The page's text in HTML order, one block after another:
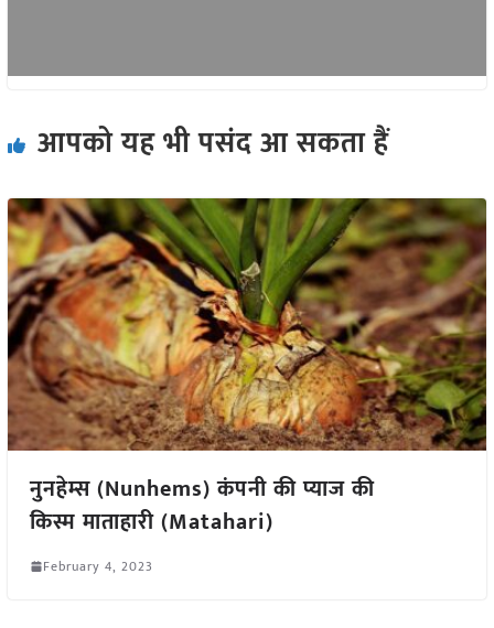
आपको यह भी पसंद आ सकता हैं
नुनहेम्स (Nunhems) कंपनी की प्याज की
किस्म माताहारी (Matahari)
February 4, 2023